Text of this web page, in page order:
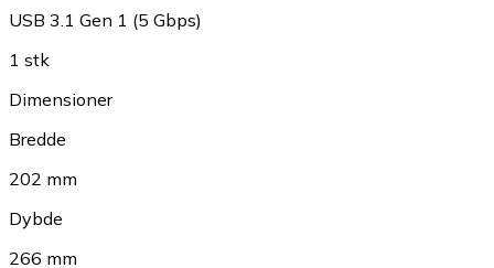
USB 3.1 Gen 1 (5 Gbps)
1 stk
Dimensioner
Bredde
202 mm
Dybde
266 mm